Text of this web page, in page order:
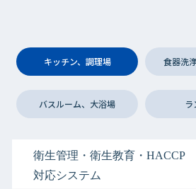
キッチン、調理場 食器洗
バスルーム、大浴場
衛生管理・衛生教育・HACCP
対応システム
手指衛生用
手指衛生用
衛生管理・衛生教育・HACCP
対応システム
手指衛生用
ヘアケア＆ボディケア用
衣類用
手指衛生用
手指衛生用
手指衛生用